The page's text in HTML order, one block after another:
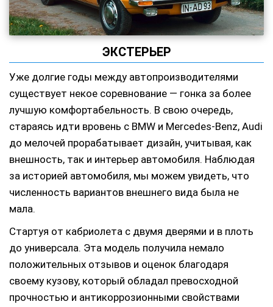
ЭКСТЕРЬЕР
Уже долгие годы между автопроизводителями
существует некое соревнование — гонка за более
лучшую комфортабельность. В свою очередь,
стараясь идти вровень с BMW и Mercedes-Benz, Audi
до мелочей прорабатывает дизайн, учитывая, как
внешность, так и интерьер автомобиля. Наблюдая
за историей автомобиля, мы можем увидеть, что
численность вариантов внешнего вида была не
мала.
Стартуя от кабриолета с двумя дверями и в плоть
до универсала. Эта модель получила немало
положительных отзывов и оценок благодаря
своему кузову, который обладал превосходной
прочностью и антикоррозионными свойствами